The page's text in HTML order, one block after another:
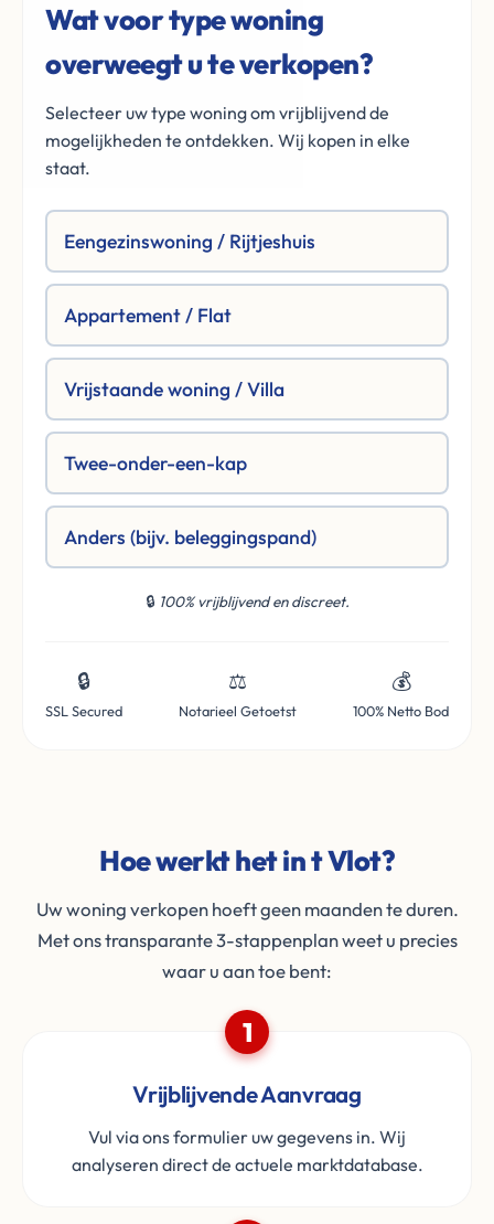
Wat voor type woning
overweegt u te verkopen?
Selecteer uw type woning om vrijblijvend de
mogelijkheden te ontdekken. Wij kopen in elke
staat.
Eengezinswoning / Rijtjeshuis
Appartement / Flat
Vrijstaande woning / Villa
Twee-onder-een-kap
Anders (bijv. beleggingspand)
🔒 100% vrijblijvend en discreet.
🔒
SSL Secured
⚖️
Notarieel Getoetst
💰
100% Netto Bod
Hoe werkt het in t Vlot?
Uw woning verkopen hoeft geen maanden te duren.
Met ons transparante 3-stappenplan weet u precies
waar u aan toe bent:
1
Vrijblijvende Aanvraag
Vul via ons formulier uw gegevens in. Wij
analyseren direct de actuele marktdatabase.